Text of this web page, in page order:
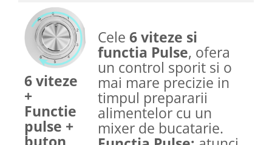
6 viteze
+
Functie
pulse +
Cele 6 viteze si
functia Pulse, ofera
un control sporit si o
mai mare precizie in
timpul prepararii
alimentelor cu un
mixer de bucatarie.